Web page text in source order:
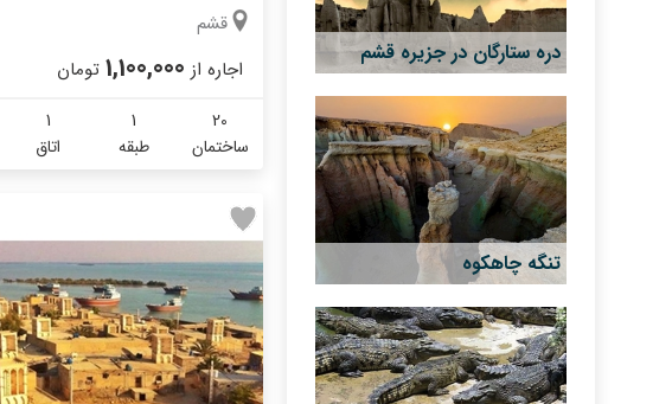
دره ستارگان در جزیره قشم
تنگه چاهکوه
قشم
اجاره از 1,100,000 تومان
20
ساختمان
1
طبقه
1
اتاق